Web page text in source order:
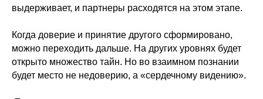
выдерживает, и партнеры расходятся на этом этапе.
Когда доверие и принятие другого сформировано,
можно переходить дальше. На других уровнях будет
открыто множество тайн. Но во взаимном познании
будет место не недоверию, а «сердечному видению».